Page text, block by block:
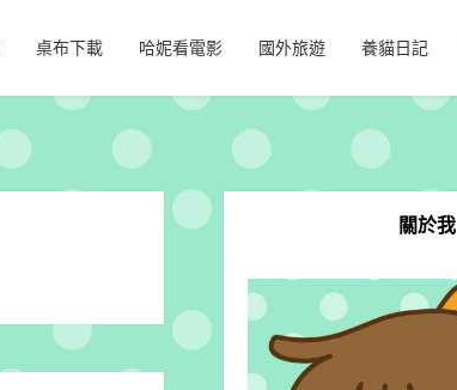
桌布下載 哈妮看電影 國外旅遊 養貓日記
關於我